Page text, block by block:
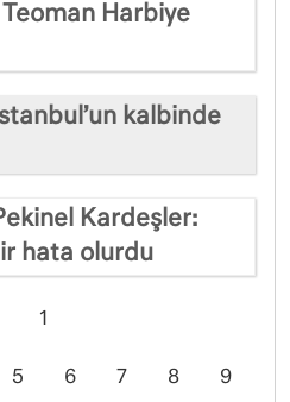
Harbiye
kalbinde
Kardeşler:
hata olurdu
1
5 6 7 8 9